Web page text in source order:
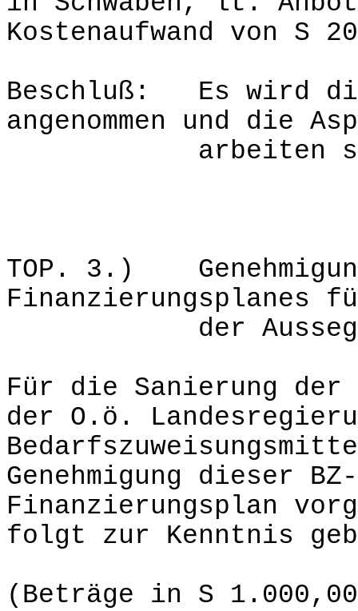
Kostenaufwand von S
Beschluß: Es wird
angenommen und die
arbeiten somit
TOP. 3.)
Finanzierungsplanes
der
Für die Sanierung der
der O.ö.
Genehmigung dieser
Finanzierungsplan
folgt zur Kenntnis
(Beträge in S